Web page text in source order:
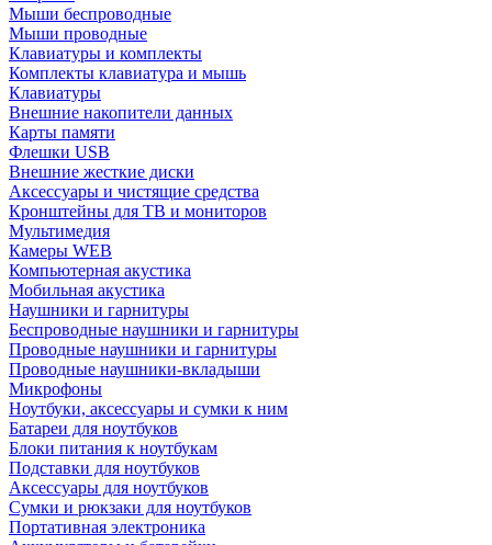
Мыши беспроводные
Мыши проводные
Клавиатуры и комплекты
Комплекты клавиатура и мышь
Клавиатуры
Внешние накопители данных
Карты памяти
Флешки USB
Внешние жесткие диски
Аксессуары и чистящие средства
Кронштейны для ТВ и мониторов
Мультимедия
Камеры WEB
Компьютерная акустика
Мобильная акустика
Наушники и гарнитуры
Беспроводные наушники и гарнитуры
Проводные наушники и гарнитуры
Проводные наушники-вкладыши
Микрофоны
Ноутбуки, аксессуары и сумки к ним
Батареи для ноутбуков
Блоки питания к ноутбукам
Подставки для ноутбуков
Аксессуары для ноутбуков
Сумки и рюкзаки для ноутбуков
Портативная электроника